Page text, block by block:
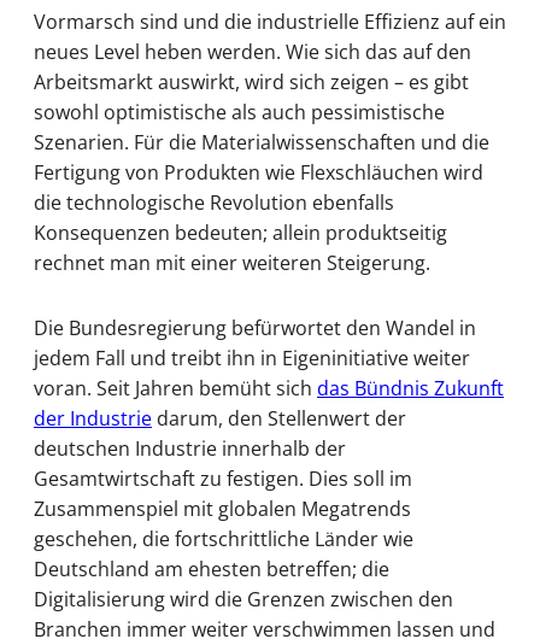
Vormarsch sind und die industrielle Effizienz auf ein
neues Level heben werden. Wie sich das auf den
Arbeitsmarkt auswirkt, wird sich zeigen – es gibt
sowohl optimistische als auch pessimistische
Szenarien. Für die Materialwissenschaften und die
Fertigung von Produkten wie Flexschläuchen wird
die technologische Revolution ebenfalls
Konsequenzen bedeuten; allein produktseitig
rechnet man mit einer weiteren Steigerung.
Die Bundesregierung befürwortet den Wandel in
jedem Fall und treibt ihn in Eigeninitiative weiter
voran. Seit Jahren bemüht sich das Bündnis Zukunft
der Industrie darum, den Stellenwert der
deutschen Industrie innerhalb der
Gesamtwirtschaft zu festigen. Dies soll im
Zusammenspiel mit globalen Megatrends
geschehen, die fortschrittliche Länder wie
Deutschland am ehesten betreffen; die
Digitalisierung wird die Grenzen zwischen den
Branchen immer weiter verschwimmen lassen und